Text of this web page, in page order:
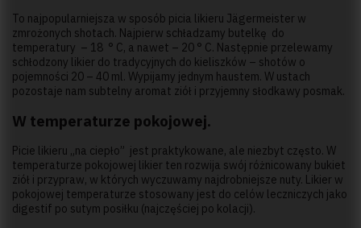
To najpopularniejsza w sposób picia likieru Jägermeister w
zmrożonych shotach. Najpierw schładzamy butelkę do
temperatury – 18 ° C, a nawet – 20 ° C. Następnie przelewamy
schłodzony likier do tradycyjnych do kieliszków – shotów o
pojemności 20 – 40 ml. Wypijamy jednym haustem. W ustach
pozostaje nam subtelny aromat ziół i przyjemny słodkawy posmak.
W temperaturze pokojowej.
Picie likieru „na ciepło” jest praktykowane, ale niezbyt często. W
temperaturze pokojowej likier ten rozwija swój różnicowany bukiet
ziół i przypraw, w których wyczuwamy najdrobniejsze nuty. Likier w
pokojowej temperaturze stosowany jest do celów leczniczych jako
digestif po sutym posiłku (najczęściej po kolacji).